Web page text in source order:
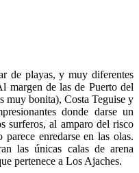
de playas, y muy diferentes
margen de las de Puerto del
muy bonita), Costa Teguise y
donde darse un
surferos, al amparo del risco
enredarse en las olas.
las únicas calas de arena
pertenece a Los Ajaches.